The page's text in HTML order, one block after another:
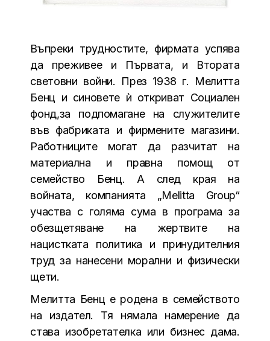
Въпреки трудностите, фирмата успява
да преживее и Първата, и Втората
световни войни. През 1938 г. Мелитта
Бенц и синовете ѝ откриват Социален
фонд,за подпомагане на служителите
във фабриката и фирмените магазини.
Работниците могат да разчитат на
материална и правна помощ от
семейство Бенц. А след края на
войната, компанията „Melitta Group“
участва с голяма сума в програма за
обезщетяване на жертвите на
нацистката политика и принудителния
труд за нанесени морални и физически
щети.
Мелитта Бенц е родена в семейството
на издател. Тя нямала намерение да
става изобретателка или бизнес дама.